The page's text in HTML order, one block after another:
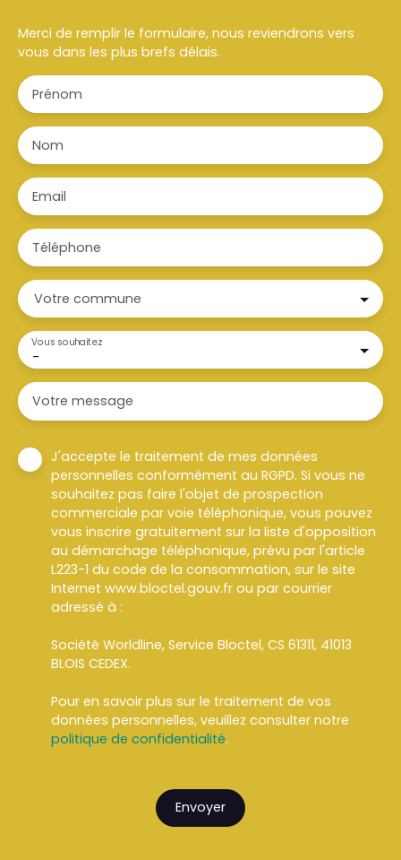
Merci de remplir le formulaire, nous reviendrons vers
vous dans les plus brefs délais.
Prénom
Nom
Email
Téléphone
Votre commune
-
Vous souhaitez
Votre message
J'accepte le traitement de mes données
personnelles conformément au RGPD. Si vous ne
souhaitez pas faire l'objet de prospection
commerciale par voie téléphonique, vous pouvez
vous inscrire gratuitement sur la liste d'opposition
au démarchage téléphonique, prévu par l'article
L223-1 du code de la consommation, sur le site
Internet www.bloctel.gouv.fr ou par courrier
adressé à :
Société Worldline, Service Bloctel, CS 61311, 41013
BLOIS CEDEX.
Pour en savoir plus sur le traitement de vos
données personnelles, veuillez consulter notre
politique de confidentialité.
Envoyer